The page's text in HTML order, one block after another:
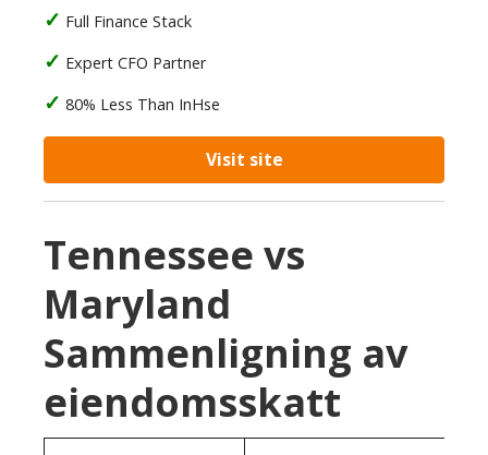
Full Finance Stack
Expert CFO Partner
80% Less Than InHse
Visit site
Tennessee vs
Maryland
Sammenligning av
eiendomsskatt